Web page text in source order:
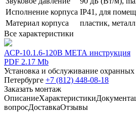
Исполнение корпуса IP41, для
Материал корпуса
пластик, металл
Все характеристики
АСР-10.1.6-120В МЕТА инструкция
PDF 2.17 Mb
Установка и обслуживание
Петербурге +7 (812) 448-08-18
Заказать монтаж
ОписаниеХарактеристики
вопросДоставкаОтзывы